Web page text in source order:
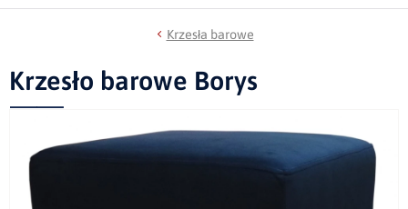
Krzesła barowe
Krzesło barowe Borys